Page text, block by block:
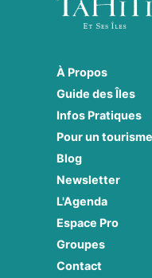
À Propos
Guide des Îles
Infos Pratiques
Pour un
Blog
Newsletter
L'Agenda
Espace Pro
Groupes
Contact